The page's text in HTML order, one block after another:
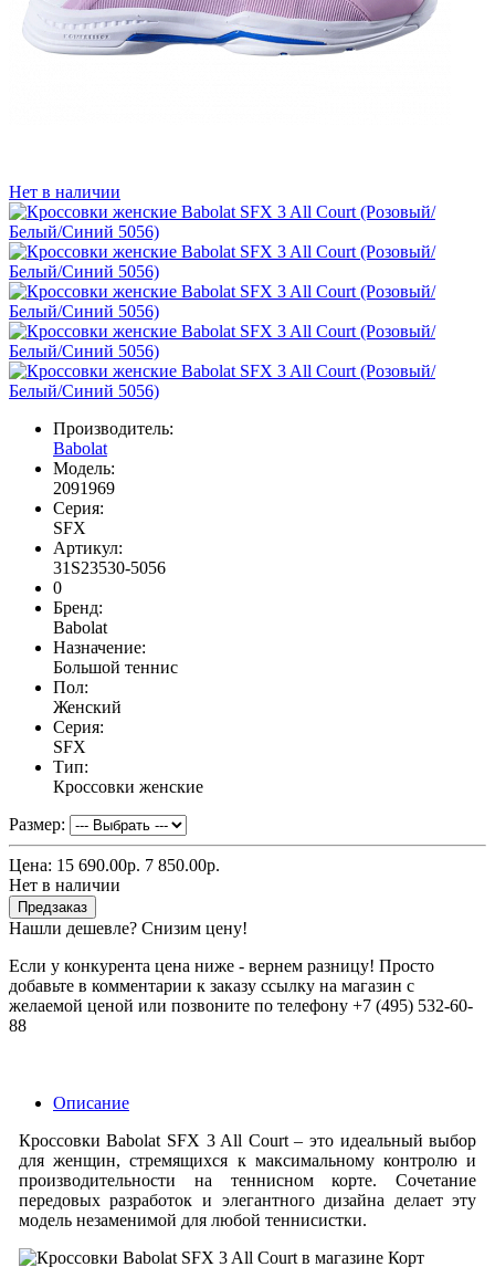
Нет в наличии
Производитель:
Babolat
Модель:
2091969
Серия:
SFX
Артикул:
31S23530-5056
0
Бренд:
Babolat
Назначение:
Большой теннис
Пол:
Женский
Серия:
SFX
Тип:
Кроссовки женские
Размер:
Цена: 15 690.00р. 7 850.00р.
Нет в наличии
Предзаказ
Нашли дешевле? Снизим цену!
Если у конкурента цена ниже - вернем разницу! Просто
добавьте в комментарии к заказу ссылку на магазин с
желаемой ценой или позвоните по телефону +7 (495) 532-60-
88
Описание
Кроссовки Babolat SFX 3 All Court – это идеальный выбор
для женщин, стремящихся к максимальному контролю и
производительности на теннисном корте. Сочетание
передовых разработок и элегантного дизайна делает эту
модель незаменимой для любой теннисистки.